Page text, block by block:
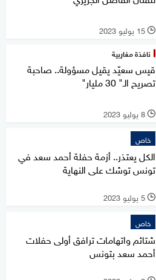
l 15 يوليو 2023
نافذة مغاربية
قيس سعيّد يقيل مسؤولة.. صاحبة
تصريح الـ" 30 مليار"
l 8 يوليو 2023
خاص
الكل يعتذر.. أزمة حفلة أحمد سعد في
تونس توشك على النهاية
l 5 يوليو 2023
خاص
شتائم واتهامات ترافق أولى حفلات
أحمد سعد بتونس